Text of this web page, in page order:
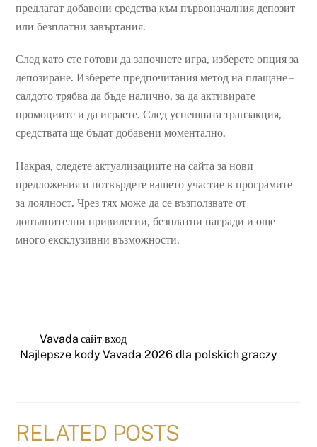
предлагат добавени средства към първоначалния депозит
или безплатни завъртания.
След като сте готови да започнете игра, изберете опция за
депозиране. Изберете предпочитания метод на плащане –
салдото трябва да бъде налично, за да активирате
промоциите и да играете. След успешната транзакция,
средствата ще бъдат добавени моментално.
Накрая, следете актуализациите на сайта за нови
предложения и потвърдете вашето участие в програмите
за лоялност. Чрез тях може да се възползвате от
допълнителни привилегии, безплатни награди и още
много ексклузивни възможности.
Vavada сайт вход
Najlepsze kody Vavada 2026 dla polskich graczy
RELATED POSTS